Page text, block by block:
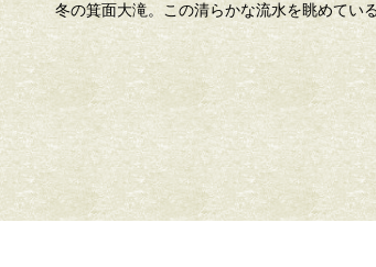
るだけで力が湧いてくる。